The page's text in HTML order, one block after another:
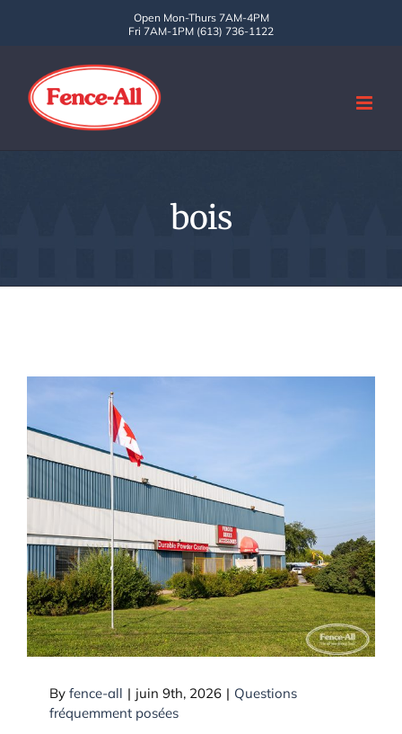
Open Mon-Thurs 7AM-4PM
Fri 7AM-1PM (613) 736-1122
bois
Fence-All est-elle une entreprise
canadienne ?
By fence-all | juin 9th, 2026 | Questions
fréquemment posées